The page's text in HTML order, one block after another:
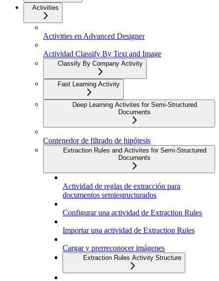
Activities
Activities en Advanced Designer
Actividad Classify By Text and Image
Classify By Company Activity
Fast Learning Activity
Deep Learning Activites for Semi-Structured
Documents
Contenedor de filtrado de hipótesis
Extraction Rules and Activites for Semi-Structured
Documents
Actividad de reglas de extracción para
documentos semiestructurados
Configurar una actividad de Extraction Rules
Importar una actividad de Extraction Rules
Cargar y prerreconocer imágenes
Extraction Rules Activity Structure